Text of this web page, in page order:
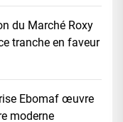
du Marché Roxy
tranche en faveur
Ebomaf œuvre
moderne